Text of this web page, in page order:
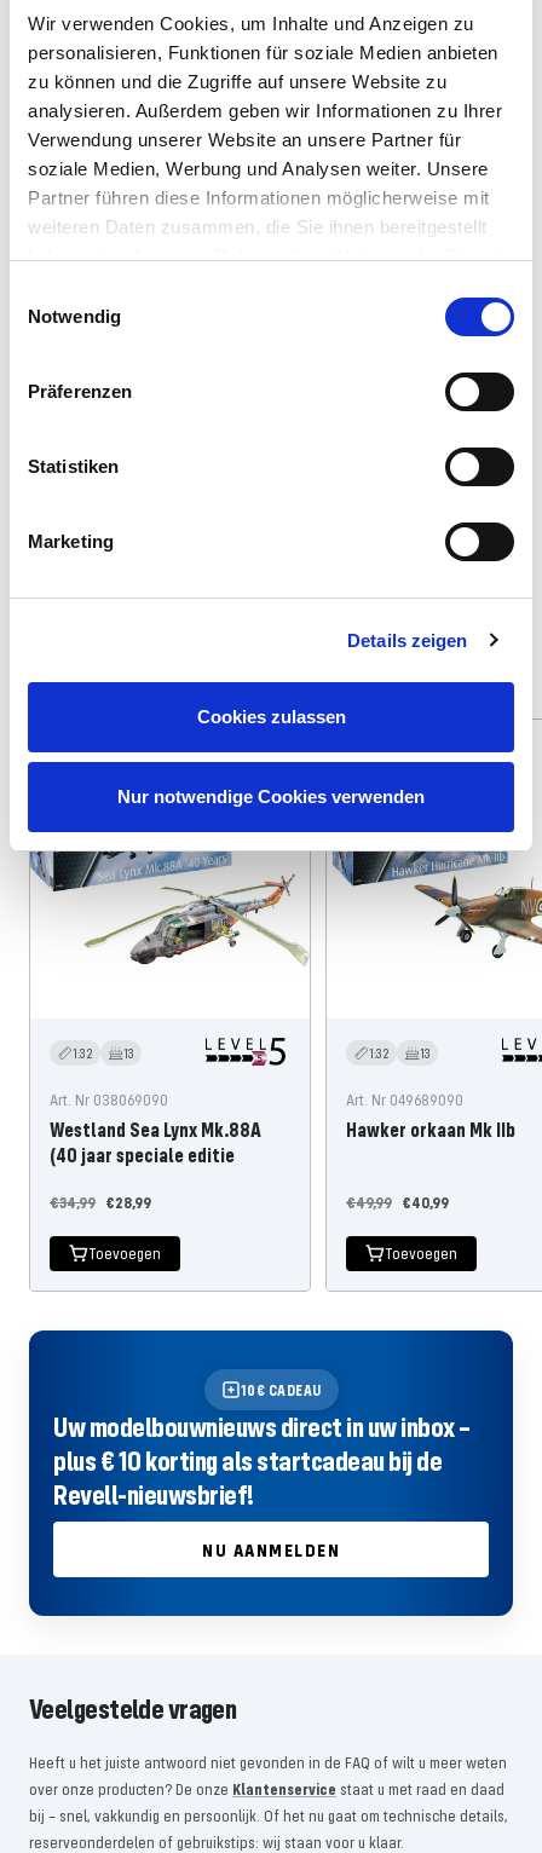
Wir verwenden Cookies, um Inhalte und Anzeigen zu
personalisieren, Funktionen für soziale Medien anbieten
zu können und die Zugriffe auf unsere Website zu
analysieren. Außerdem geben wir Informationen zu Ihrer
Verwendung unserer Website an unsere Partner für
soziale Medien, Werbung und Analysen weiter. Unsere
Partner führen diese Informationen möglicherweise mit
weiteren Daten zusammen, die Sie ihnen bereitgestellt
haben oder die sie im Rahmen Ihrer Nutzung der Dienste
Notwendig
Präferenzen
Statistiken
Marketing
Details zeigen
Cookies zulassen
Nur notwendige Cookies verwenden
Mat "Grijsachtig Blauw" (RAL
7031) Aqua Kleur - 18ml
Art.Nr. 36179
€3,79
Mat "Leerbruin" (RAL 8027) Aqua
Kleur - 18ml
Art.Nr. 36184
Metallic "Staal" Aqua Color Acryl
Metallic "Aluminium" Aqua Color
Vind andere geschikte aanbiedingen
Spare: 17%
1:32 13
Art. Nr 038069090
Westland Sea Lynx Mk.88A
(40 jaar speciale editie
Aanbiedingsprijs
€28,99
Normale
€34,99
Toevoegen
Spare: 18%
1:32 13
Art. Nr 049689090
Hawker orkaan Mk IIb
Aanbiedingsprijs
€40,99
Normale
€49,99
Toevoegen
10€ CADEAU
Uw modelbouwnieuws direct in uw inbox –
plus € 10 korting als startcadeau bij de
Revell-nieuwsbrief!
NU AANMELDEN
Veelgestelde vragen
Heeft u het juiste antwoord niet gevonden in de FAQ of wilt u meer weten
over onze producten? De onze Klantenservice staat u met raad en daad
bij – snel, vakkundig en persoonlijk. Of het nu gaat om technische details,
reserveonderdelen of gebruikstips: wij staan ​​voor u klaar.